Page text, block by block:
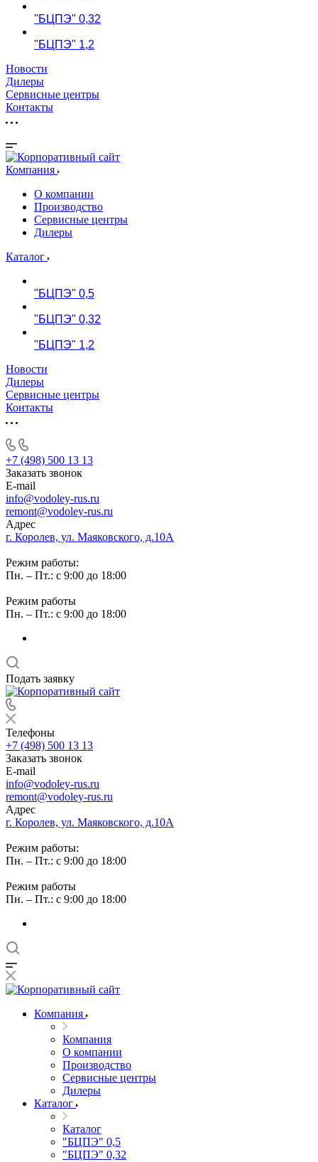
"БЦПЭ" 0,32
"БЦПЭ" 1,2
Новости
Дилеры
Сервисные центры
Контакты
Компания
О компании
Производство
Сервисные центры
Дилеры
Каталог
"БЦПЭ" 0,5
"БЦПЭ" 0,32
"БЦПЭ" 1,2
Новости
Дилеры
Сервисные центры
Контакты
+7 (498) 500 13 13
Заказать звонок
E-mail
info@vodoley-rus.ru
remont@vodoley-rus.ru
Адрес
г. Королев, ул. Маяковского, д.10А
Режим работы:
Пн. – Пт.: с 9:00 до 18:00
Режим работы
Пн. – Пт.: с 9:00 до 18:00
Подать заявку
Телефоны
+7 (498) 500 13 13
Заказать звонок
E-mail
info@vodoley-rus.ru
remont@vodoley-rus.ru
Адрес
г. Королев, ул. Маяковского, д.10А
Режим работы:
Пн. – Пт.: с 9:00 до 18:00
Режим работы
Пн. – Пт.: с 9:00 до 18:00
Компания
Компания
О компании
Производство
Сервисные центры
Дилеры
Каталог
Каталог
"БЦПЭ" 0,5
"БЦПЭ" 0,32